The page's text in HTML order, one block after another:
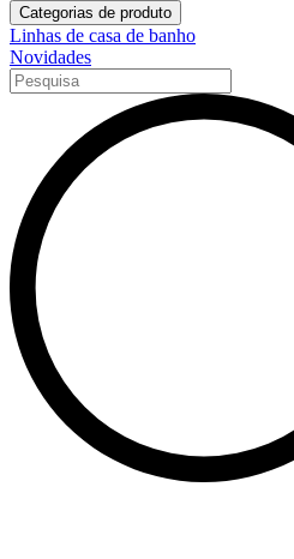
Categorias de produto
Linhas de casa de banho
Novidades